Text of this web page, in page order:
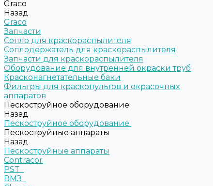
Graco
Назад
Graco
Запчасти
Сопло для краскораспылителя
Соплодержатель для краскораспылителя
Запчасти для краскораспылителя
Оборудование для внутренней окраски труб
Красконагнетательные баки
Фильтры для краскопультов и окрасочных
аппаратов
Пескоструйное оборудование
Назад
Пескоструйное оборудование
Пескоструйные аппараты
Назад
Пескоструйные аппараты
Contracor
PST
ВМЗ